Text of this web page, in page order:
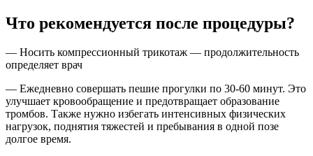
Что рекомендуется после процедуры?
— Носить компрессионный трикотаж — продолжительность
определяет врач
— Ежедневно совершать пешие прогулки по 30-60 минут. Это
улучшает кровообращение и предотвращает образование
тромбов. Также нужно избегать интенсивных физических
нагрузок, поднятия тяжестей и пребывания в одной позе
долгое время.